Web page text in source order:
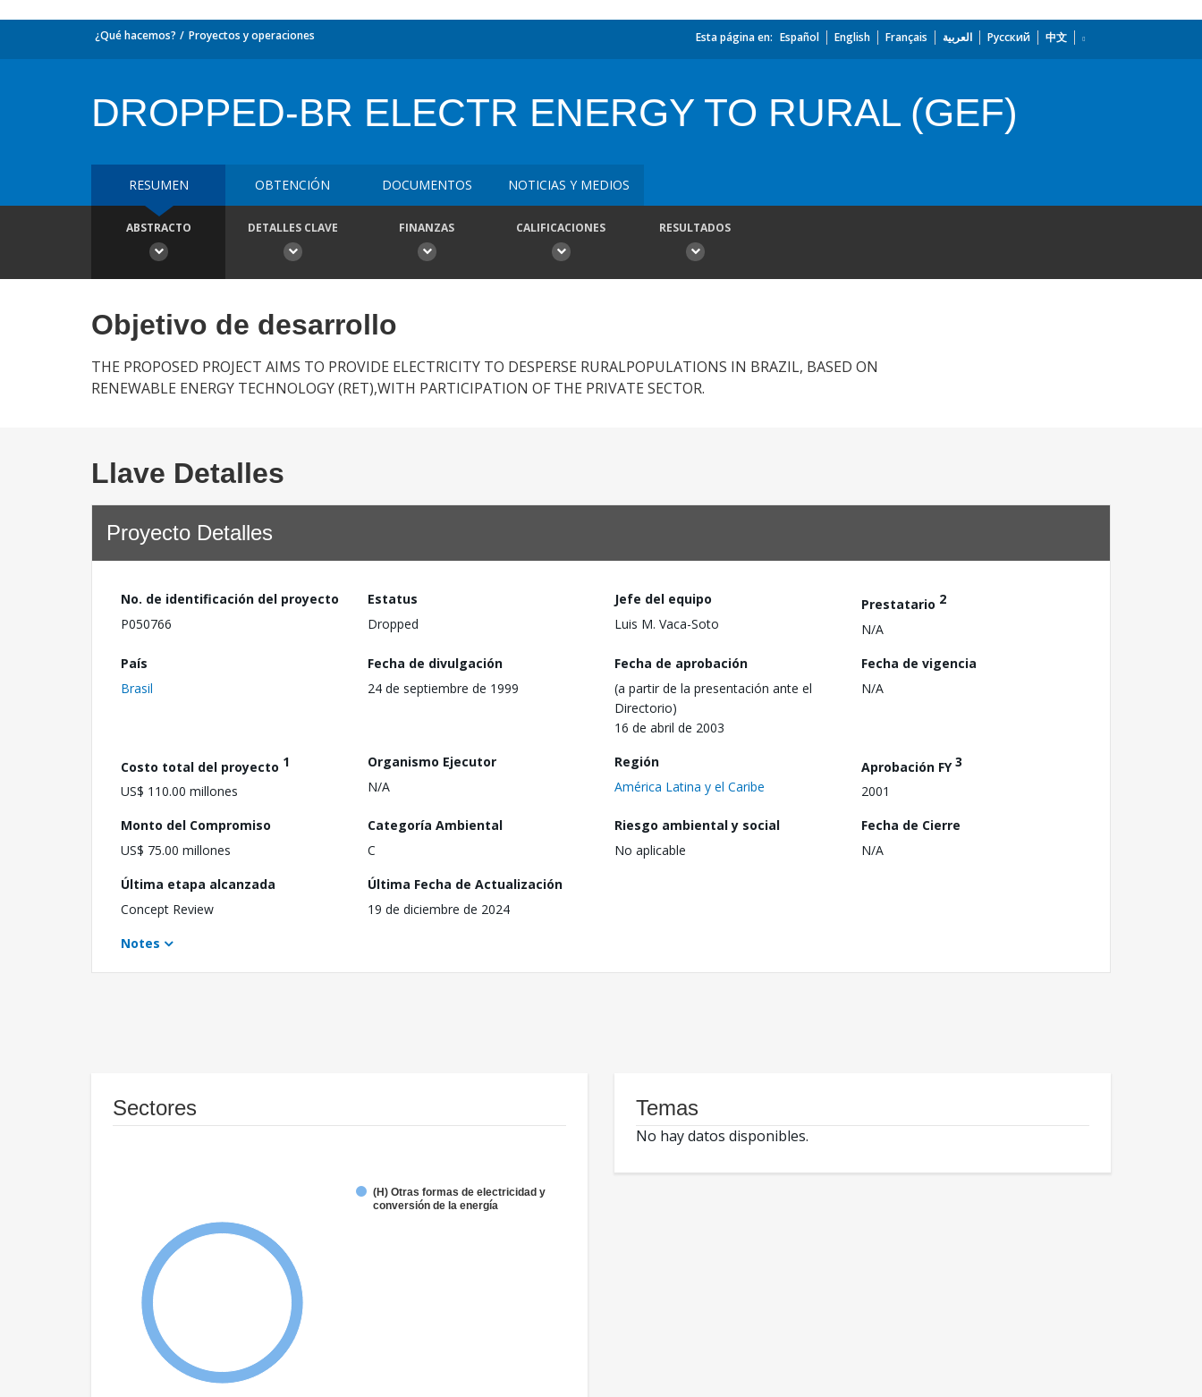
¿Qué hacemos? Proyectos y operaciones Esta página en: Español English Français العربية Русский 中文
DROPPED-BR ELECTR ENERGY TO RURAL (GEF)
RESUMEN OBTENCIÓN DOCUMENTOS NOTICIAS Y MEDIOS
ABSTRACTO DETALLES CLAVE FINANZAS CALIFICACIONES RESULTADOS
Objetivo de desarrollo
THE PROPOSED PROJECT AIMS TO PROVIDE ELECTRICITY TO DESPERSE RURALPOPULATIONS IN BRAZIL, BASED ON
RENEWABLE ENERGY TECHNOLOGY (RET),WITH PARTICIPATION OF THE PRIVATE SECTOR.
Llave Detalles
Proyecto Detalles
No. de identificación del proyecto
P050766
Estatus
Dropped
Jefe del equipo
Luis M. Vaca-Soto
Prestatario 2
N/A
País
Brasil
Fecha de divulgación
24 de septiembre de 1999
Fecha de aprobación
(a partir de la presentación ante el
Directorio)
16 de abril de 2003
Fecha de vigencia
N/A
Costo total del proyecto 1
US$ 110.00 millones
Organismo Ejecutor
N/A
Región
América Latina y el Caribe
Aprobación FY3
2001
Monto del Compromiso
US$ 75.00 millones
Categoría Ambiental
C
Riesgo ambiental y social
No aplicable
Fecha de Cierre
N/A
Última etapa alcanzada
Concept Review
Última Fecha de Actualización
19 de diciembre de 2024
Notes
Sectores
(H) Otras formas de electricidad y
conversión de la energía
Temas
No hay datos disponibles.